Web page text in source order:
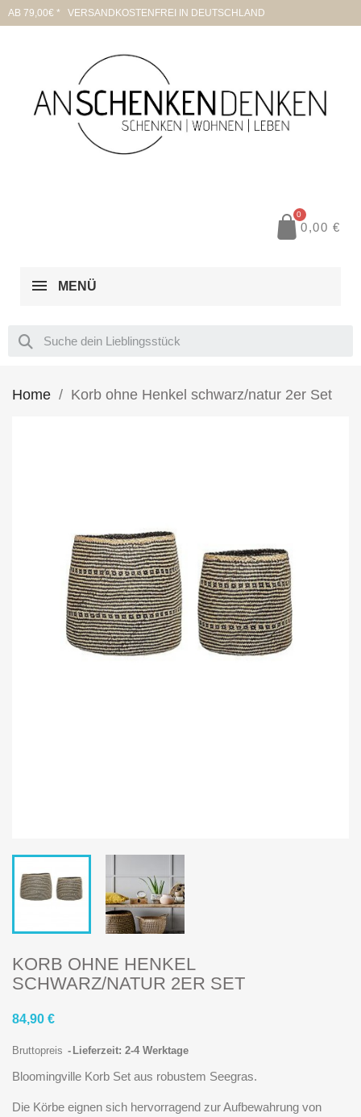
AB 79,00€ * VERSANDKOSTENFREI IN DEUTSCHLAND
0,00 €
MENÜ
Home Korb ohne Henkel schwarz/natur 2er Set
KORB OHNE HENKEL
SCHWARZ/NATUR 2ER SET
84,90 €
Bruttopreis Lieferzeit: 2-4 Werktage
Bloomingville Korb Set aus robustem Seegras.
Die Körbe eignen sich hervorragend zur Aufbewahrung von